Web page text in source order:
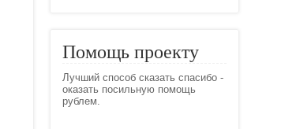
Помощь проекту
Лучший способ сказать спасибо -
оказать посильную помощь
рублем.